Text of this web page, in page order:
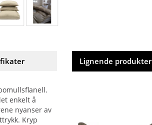
enkelt å
nyanser av
Kryp
Lignende produkter